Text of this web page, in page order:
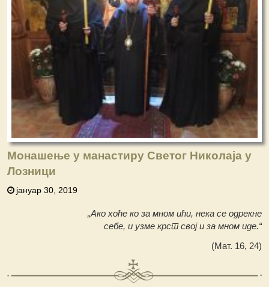
Монашење у манастиру Светог Николаја у
Лозници
јануар 30, 2019
„Ако хоће ко за мном ићи, нека се одрекне
себе, и узме крст свој и за мном иде.“
(Мат. 16, 24)